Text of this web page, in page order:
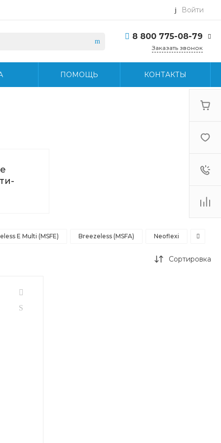
Войти
8 800 775-08-79
г. Москва, БЦ Вятский,
Заказать звонок
ПОМОЩЬ КОНТАКТЫ
E Multi (MSFE) Breezeless (MSFA) Neoflexi
Сортировка